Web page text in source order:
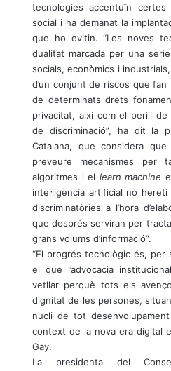
tecnologies accentuïn certes
social i ha demanat la
que ho evitin. “Les noves
dualitat marcada per una
socials, econòmics i
d’un conjunt de riscos que
de determinats drets
privacitat, així com el perill
de discriminació”, ha dit la
Catalana, que considera
preveure mecanismes
algoritmes i el learn machine
intel·ligència artificial no
discriminatòries a l’hora
que després serviran per
grans volums d’informació”.
“El progrés tecnològic és,
el que l’advocacia
vetllar perquè tots els
dignitat de les persones,
nucli de tot
context de la nova era digital
Gay.
La presidenta del